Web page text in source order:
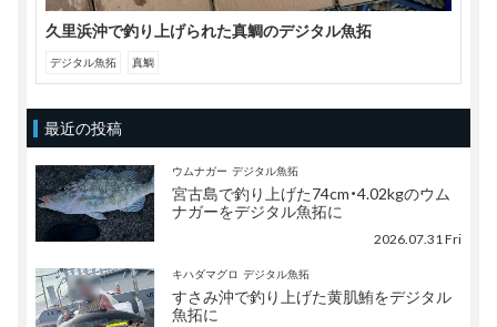
久里浜沖で釣り上げられた真鯛のデジタル魚拓
デジタル魚拓 真鯛
最近の投稿
ウムナガー デジタル魚拓
宮古島で釣り上げた74cm・4.02kgのウム
ナガーをデジタル魚拓に
2026.07.31 Fri
キハダマグロ デジタル魚拓
すさみ沖で釣り上げた黄肌鮪をデジタル
魚拓に